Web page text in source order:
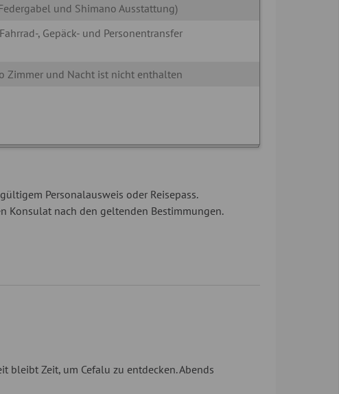
und Shimano Ausstattung)
, Gepäck- und Personentransfer
Zimmer und Nacht ist nicht enthalten
Personalausweis oder Reisepass.
Konsulat nach den geltenden Bestimmungen.
bleibt Zeit, um Cefalu zu entdecken. Abends